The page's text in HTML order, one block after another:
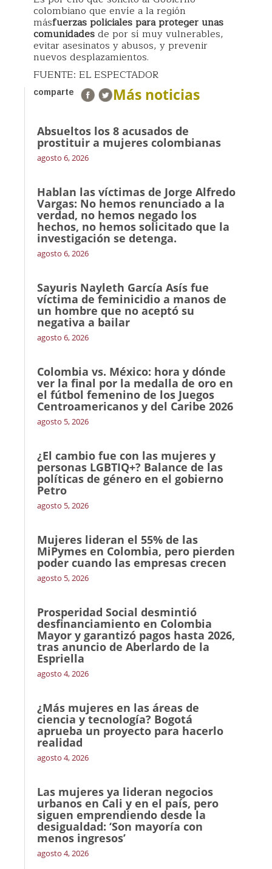
colombiano que envíe a la región
másfuerzas policiales para proteger unas
comunidadesde por sí muy vulnerables,
evitar asesinatos y abusos, y prevenir
nuevos desplazamientos.
FUENTE: EL ESPECTADOR
comparte Más noticias
Absueltos los 8 acusados de
prostituir a mujeres colombianas
agosto 6, 2026
Hablan las víctimas de Jorge Alfredo
Vargas: No hemos renunciado a la
verdad, no hemos negado los
hechos, no hemos solicitado que la
investigación se detenga.
agosto 6, 2026
Sayuris Nayleth García Asís fue
víctima de feminicidio a manos de
un hombre que no aceptó su
negativa a bailar
agosto 6, 2026
Colombia vs. México: hora y dónde
ver la final por la medalla de oro en
el fútbol femenino de los Juegos
Centroamericanos y del Caribe 2026
agosto 5, 2026
¿El cambio fue con las mujeres y
personas LGBTIQ+? Balance de las
políticas de género en el gobierno
Petro
agosto 5, 2026
Mujeres lideran el 55% de las
MiPymes en Colombia, pero pierden
poder cuando las empresas crecen
agosto 5, 2026
Prosperidad Social desmintió
desfinanciamiento en Colombia
Mayor y garantizó pagos hasta 2026,
tras anuncio de Aberlardo de la
Espriella
agosto 4, 2026
¿Más mujeres en las áreas de
ciencia y tecnología? Bogotá
aprueba un proyecto para hacerlo
realidad
agosto 4, 2026
Las mujeres ya lideran negocios
urbanos en Cali y en el país, pero
siguen emprendiendo desde la
desigualdad: ‘Son mayoría con
menos ingresos’
agosto 4, 2026